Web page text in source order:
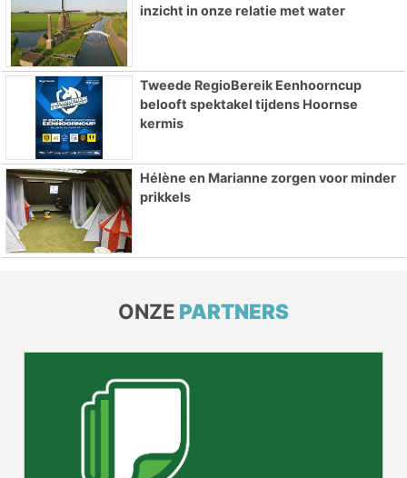
inzicht in onze relatie met water
Tweede RegioBereik Eenhoorncup
belooft spektakel tijdens Hoornse
kermis
Hélène en Marianne zorgen voor minder
prikkels
ONZE PARTNERS